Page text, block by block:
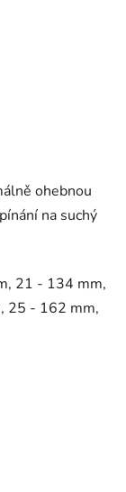
ohebnou
na suchý
21 - 134 mm,
25 - 162 mm,